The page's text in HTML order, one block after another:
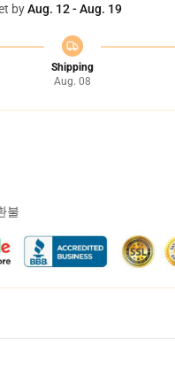
byAug. 12 - Aug. 19
Shipping
Aug. 08
불